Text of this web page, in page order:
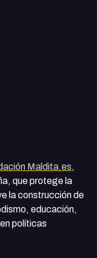
Maldita.es,
que protege la
la construcción de
educación,
políticas